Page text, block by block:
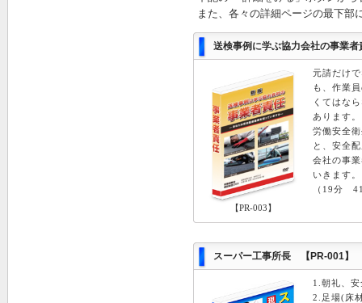
また、各々の詳細ページの最下部
送検事例に学ぶ協力会社の事業
【PR-003】
元請だけ
も、作業
くてはな
あります。
労働安全
と、安全
会社の事
いきます。
（19分
スーパー工事所長 【PR-001】
1.朝礼、
2.足場(床